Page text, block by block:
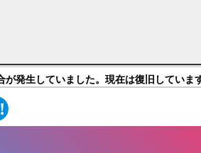
人の見習い占い師～】キャラ紹
が発生していました。現在は復旧していま